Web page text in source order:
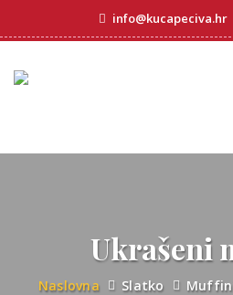
info@kucapeciva.hr
Ukrašeni
Naslovna Slatko